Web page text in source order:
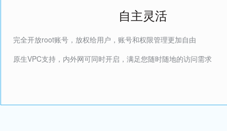
自主灵活
完全开放root账号，放权给用户，账号和权限管理更加自由
原生VPC支持，内外网可同时开启，满足您随时随地的访问需求